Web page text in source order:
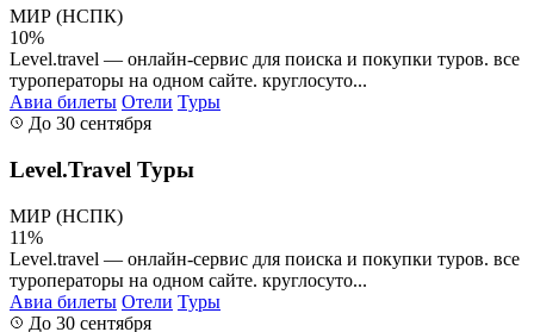
МИР (НСПК)
10%
Level.travel — онлайн-сервис для поиска и покупки туров. все
туроператоры на одном сайте. круглосуто...
Авиа билеты Отели Туры
До 30 сентября
Level.Travel Туры
МИР (НСПК)
11%
Level.travel — онлайн-сервис для поиска и покупки туров. все
туроператоры на одном сайте. круглосуто...
Авиа билеты Отели Туры
До 30 сентября